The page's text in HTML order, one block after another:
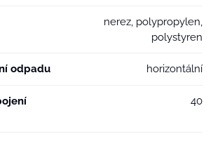
nerez, polypropylen,
polystyren
odpadu horizontální
40